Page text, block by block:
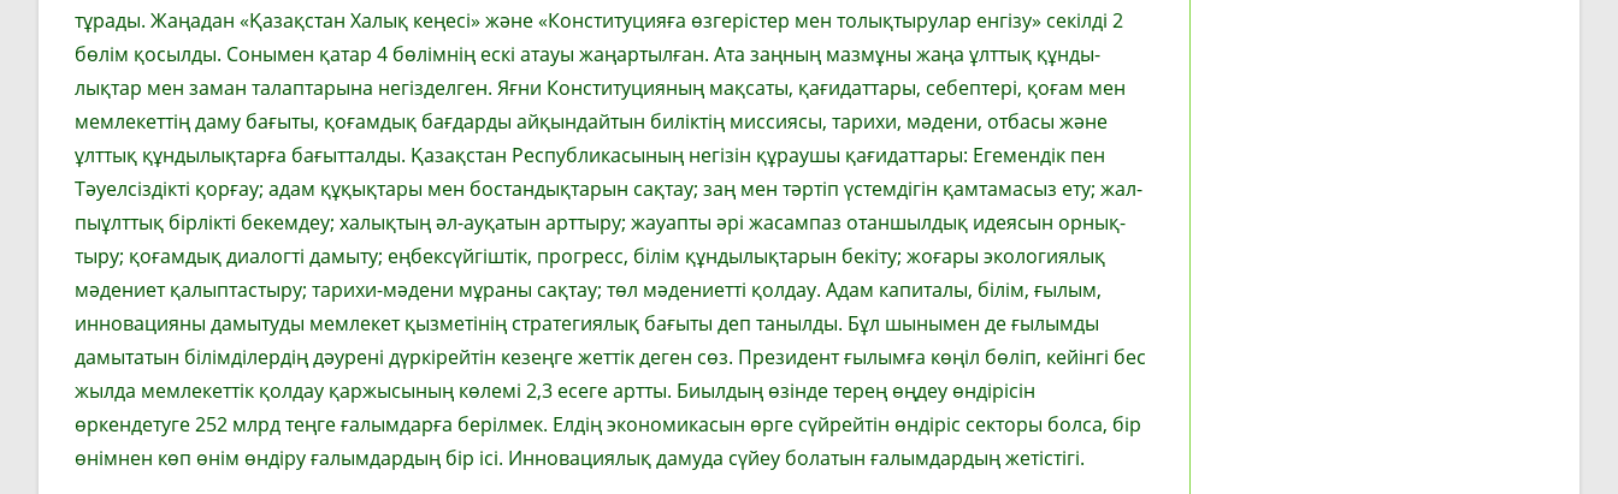
тұрады. Жаңадан «Қазақстан Халық кеңесі» және «Конституцияға өзге­рістер мен толықтырулар енгізу» секілді 2
бө­лім қосылды. Сонымен қатар 4 бө­лім­нің ескі атауы жаңартылған. Ата заң­ның мазмұны жаңа ұлттық құн­ды­
лықтар мен заман талаптарына не­гіз­делген. Яғни Конституцияның мақ­саты, қағидаттары, себептері, қоғам мен
мем­­лекеттің даму бағыты, қоғамдық бағ­­дарды айқындай­тын биліктің миссиясы, тарихи, мәдени, отбасы және
ұлттық құндылықтарға бағытталды. Қазақстан Республикасының негізін құраушы қағидаттары: Егемендік пен
Тәуелсіздікті қорғау; адам құқықтары мен бостандықтарын сақтау; заң мен тәр­­тіп үстемдігін қамтамасыз ету; жал­
пы­­­­ұлттық бірлікті бекемдеу; халық­тың әл-ауқатын арттыру; жауапты әрі жа­­сам­паз отаншылдық идеясын ор­нық­­
тыру; қоғамдық диалогті да­мыту; ең­­бексүйгіштік, прогресс, білім құн­ды­лық­тарын бекіту; жоғары экологиялық
мәдениет қалыптастыру; тарихи-мәдени мұраны сақтау; төл мәдениетті қолдау. Адам капиталы, білім, ғылым,
инновацияны дамытуды мемлекет қызметінің стратегиялық бағыты деп танылды. Бұл шынымен де ғылымды
дамытатын білімділердің дәурені дүркірейтін кезеңге жеттік деген сөз. Президент ғылымға көңіл бөліп, кейінгі бес
жылда мемлекеттік қолдау қаржысының көлемі 2,3 есеге артты. Биылдың өзінде терең өңдеу өндірісін
өркендетуге 252 млрд теңге ғалымдарға берілмек. Елдің экономикасын өрге сүйрейтін өндіріс секторы болса, бір
өнімнен көп өнім өндіру ға­лымдардың бір ісі. Инновациялық дамуда сүйеу болатын ғалымдардың жетістігі.